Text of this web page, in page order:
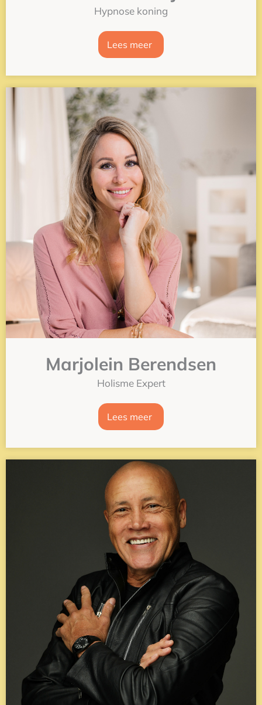
Hypnose koning
Lees meer
Marjolein Berendsen
Holisme Expert
Lees meer